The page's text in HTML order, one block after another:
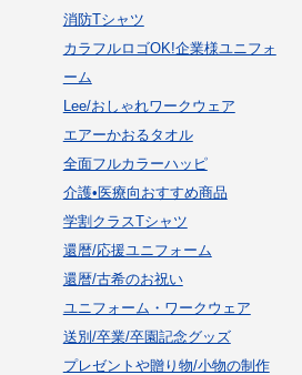
消防Tシャツ
カラフルロゴOK!企業様ユニフォ
ーム
Lee/おしゃれワークウェア
エアーかおるタオル
全面フルカラーハッピ
介護•医療向おすすめ商品
学割クラスTシャツ
還暦/応援ユニフォーム
還暦/古希のお祝い
ユニフォーム・ワークウェア
送別/卒業/卒園記念グッズ
プレゼントや贈り物/小物の制作